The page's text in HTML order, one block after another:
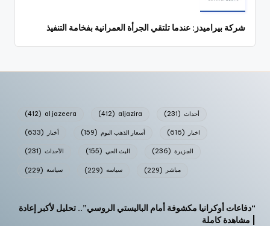
شركة بيراميدز: عندما تلتقي الجرأة العمرانية بفخامة التنفيذ
al jazeera
(412) aljazira
(412) أحداث (231)
أخبار (633) أسعار الذهب اليوم (159) اخبار (616)
الأحداث (231) البث الحي (155) الجزيرة (236)
سياسة (229) سياسه (229) مباشر (229)
“دفاعات أوكرانيا مكشوفة أمام الباليستي الروسي”.. تحليل لأكبر إعادة
| مشاهدة كاملة